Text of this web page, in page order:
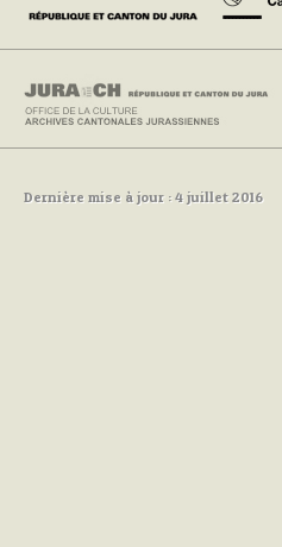
Z
Dernière mise à jour : 4 juillet 2016